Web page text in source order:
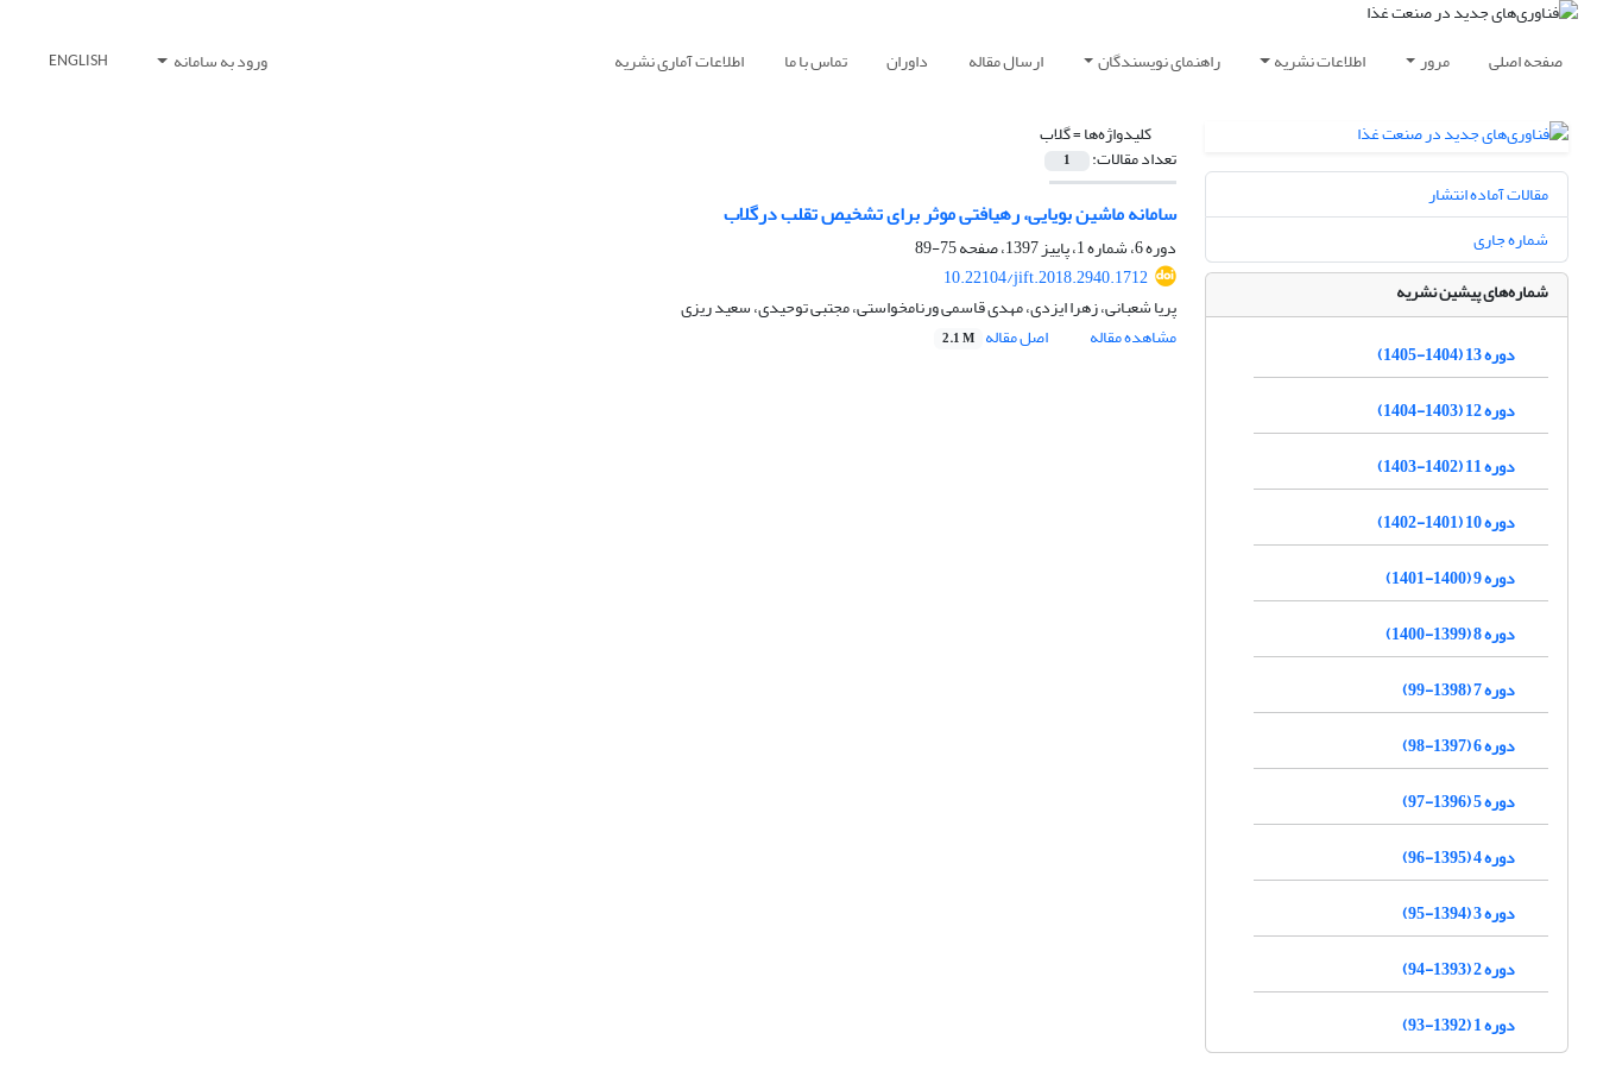
صفحه اصلی مرور اطلاعات نشریه راهنمای نویسندگان ارسال مقاله داوران تماس با ما اطلاعات آماری نشریه ورود به سامانه ENGLISH
کلیدواژه‌ها =گلاب
تعداد مقالات: 1
سامانه ماشین بویایی، رهیافتی موثر برای تشخیص تقلب درگلاب
دوره 6، شماره 1، پاییز 1397، صفحه
75-89
10.22104/jift.2018.2940.1712
پریا شعبانی، زهرا ایزدی، مهدی قاسمی ورنامخواستی، مجتبی توحیدی، سعید ریزی
مشاهده مقاله
اصل مقاله 2.1 M
مقالات آماده انتشار
شماره جاری
شماره‌های پیشین نشریه
دوره 13 (1404-1405)
دوره 12 (1403-1404)
دوره 11 (1402-1403)
دوره 10 (1401-1402)
دوره 9 (1400-1401)
دوره 8 (1399-1400)
دوره 7 (1398-99)
دوره 6 (1397-98)
دوره 5 (1396-97)
دوره 4 (1395-96)
دوره 3 (1394-95)
دوره 2 (1393-94)
دوره 1 (1392-93)